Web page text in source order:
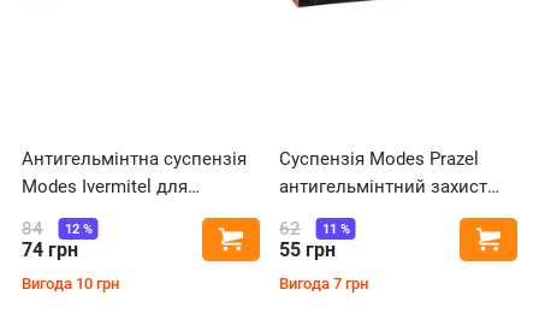
Антигельмінтна суспензія
Modes Ivermitel для
кошенят та цуценят 5 мл зі
смаком м'яса
84
74 грн
12%
Купити
Вигода 10 грн
Суспензія Modes Prazel
антигельмінтний захист
для собак і котів, 10 мл
62
55 грн
11 %
Вигода 7 грн